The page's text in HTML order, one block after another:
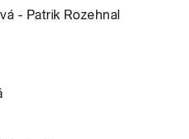
- Patrik Rozehnal